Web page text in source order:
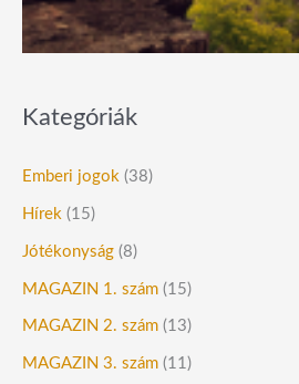
Kategóriák
Emberi jogok (38)
Hírek (15)
Jótékonyság (8)
MAGAZIN 1. szám (15)
MAGAZIN 2. szám (13)
MAGAZIN 3. szám (11)